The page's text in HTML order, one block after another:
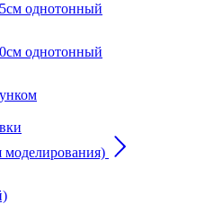
однотонный
однотонный